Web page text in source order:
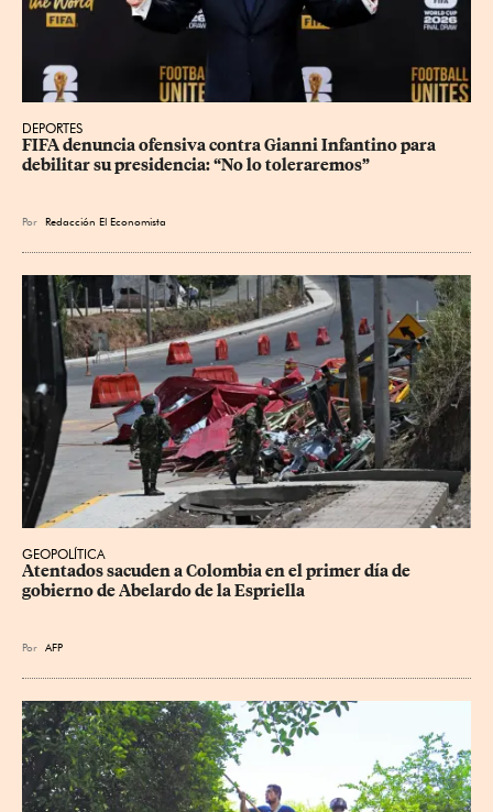
DEPORTES
FIFA denuncia ofensiva contra Gianni Infantino para
debilitar su presidencia: “No lo toleraremos”
Por Redacción El Economista
GEOPOLÍTICA
Atentados sacuden a Colombia en el primer día de
gobierno de Abelardo de la Espriella
Por AFP